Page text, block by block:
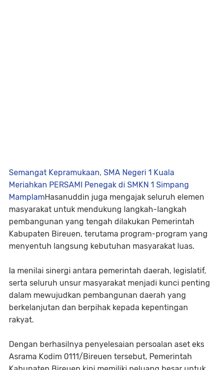
Semangat Kepramukaan, SMA Negeri 1 Kuala
Meriahkan PERSAMI Penegak di SMKN 1 Simpang
MamplamHasanuddin juga mengajak seluruh elemen
masyarakat untuk mendukung langkah-langkah
pembangunan yang tengah dilakukan Pemerintah
Kabupaten Bireuen, terutama program-program yang
menyentuh langsung kebutuhan masyarakat luas.
Ia menilai sinergi antara pemerintah daerah, legislatif,
serta seluruh unsur masyarakat menjadi kunci penting
dalam mewujudkan pembangunan daerah yang
berkelanjutan dan berpihak kepada kepentingan
rakyat.
Dengan berhasilnya penyelesaian persoalan aset eks
Asrama Kodim 0111/Bireuen tersebut, Pemerintah